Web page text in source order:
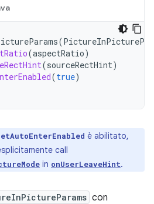
(
(aspectRatio)
(sourceRectHint)
(true)
è abilitato,
call
in onUserLeaveHint.
con